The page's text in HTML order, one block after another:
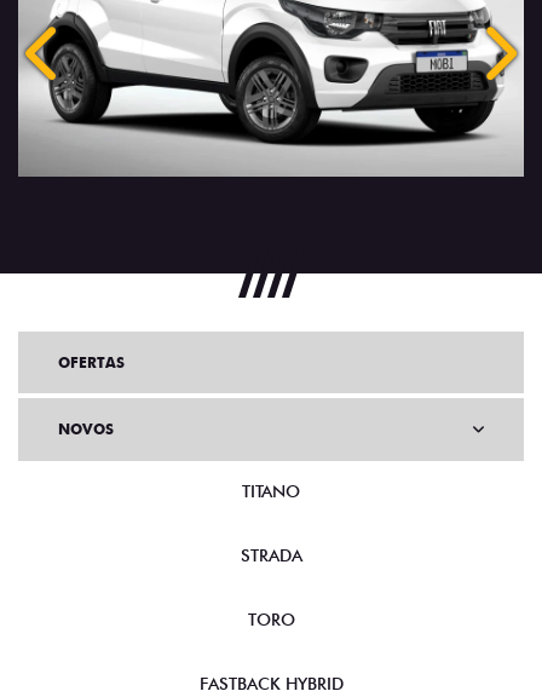
Anterior
OFERTAS
NOVOS
TITANO
STRADA
TORO
FASTBACK HYBRID